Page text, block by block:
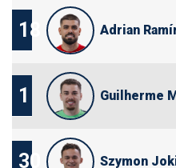
18 Adrian
1 Guilherme
30 Szymon